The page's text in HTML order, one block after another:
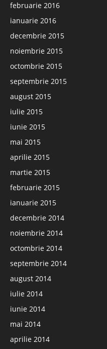
februarie 2016
ianuarie 2016
decembrie 2015
noiembrie 2015
octombrie 2015
septembrie 2015
august 2015
iulie 2015
iunie 2015
mai 2015
aprilie 2015
martie 2015
februarie 2015
ianuarie 2015
decembrie 2014
noiembrie 2014
octombrie 2014
septembrie 2014
august 2014
iulie 2014
iunie 2014
mai 2014
aprilie 2014